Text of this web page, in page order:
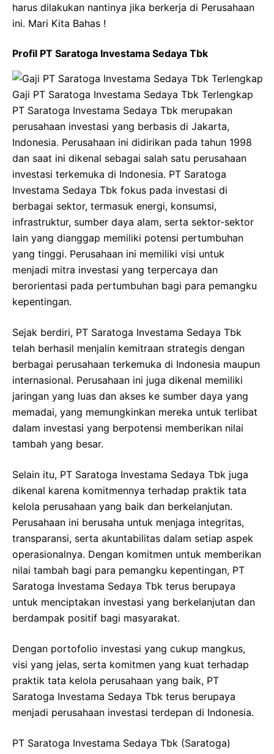
harus dilakukan nantinya jika berkerja di Perusahaan
ini. Mari Kita Bahas !
Profil PT Saratoga Investama Sedaya Tbk
Gaji PT Saratoga Investama Sedaya Tbk Terlengkap
PT Saratoga Investama Sedaya Tbk merupakan
perusahaan investasi yang berbasis di Jakarta,
Indonesia. Perusahaan ini didirikan pada tahun 1998
dan saat ini dikenal sebagai salah satu perusahaan
investasi terkemuka di Indonesia. PT Saratoga
Investama Sedaya Tbk fokus pada investasi di
berbagai sektor, termasuk energi, konsumsi,
infrastruktur, sumber daya alam, serta sektor-sektor
lain yang dianggap memiliki potensi pertumbuhan
yang tinggi. Perusahaan ini memiliki visi untuk
menjadi mitra investasi yang terpercaya dan
berorientasi pada pertumbuhan bagi para pemangku
kepentingan.
Sejak berdiri, PT Saratoga Investama Sedaya Tbk
telah berhasil menjalin kemitraan strategis dengan
berbagai perusahaan terkemuka di Indonesia maupun
internasional. Perusahaan ini juga dikenal memiliki
jaringan yang luas dan akses ke sumber daya yang
memadai, yang memungkinkan mereka untuk terlibat
dalam investasi yang berpotensi memberikan nilai
tambah yang besar.
Selain itu, PT Saratoga Investama Sedaya Tbk juga
dikenal karena komitmennya terhadap praktik tata
kelola perusahaan yang baik dan berkelanjutan.
Perusahaan ini berusaha untuk menjaga integritas,
transparansi, serta akuntabilitas dalam setiap aspek
operasionalnya. Dengan komitmen untuk memberikan
nilai tambah bagi para pemangku kepentingan, PT
Saratoga Investama Sedaya Tbk terus berupaya
untuk menciptakan investasi yang berkelanjutan dan
berdampak positif bagi masyarakat.
Dengan portofolio investasi yang cukup mangkus,
visi yang jelas, serta komitmen yang kuat terhadap
praktik tata kelola perusahaan yang baik, PT
Saratoga Investama Sedaya Tbk terus berupaya
menjadi perusahaan investasi terdepan di Indonesia.
PT Saratoga Investama Sedaya Tbk (Saratoga)